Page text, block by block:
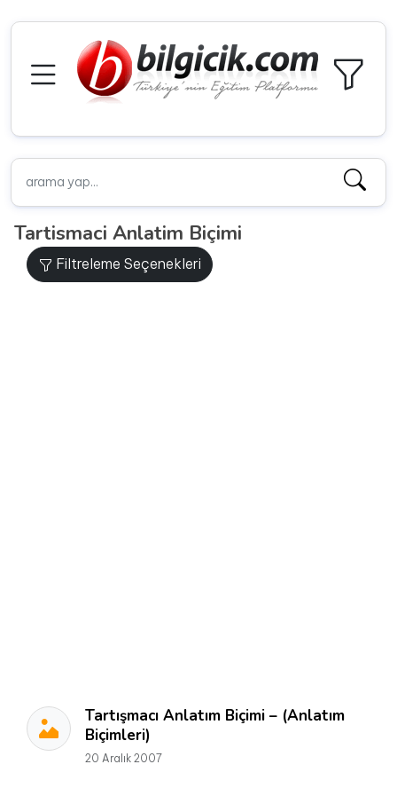
Tartismaci Anlatim Biçimi
Filtreleme Seçenekleri
Tartışmacı Anlatım Biçimi – (Anlatım
Biçimleri)
20 Aralık 2007